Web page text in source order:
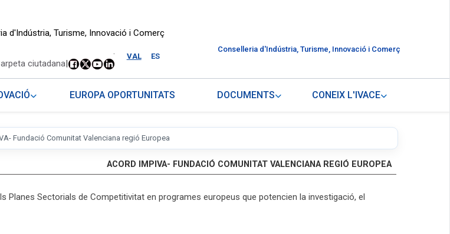
d'Indústria, Turisme, Innovació i Comerç
VAL ES
.
ciutadana|
Conselleria d'Indústria, Turisme, Innovació i Comerç
EUROPA OPORTUNITATS DOCUMENTS CONEIX L'IVACE
Fundació Comunitat Valenciana regió Europea
ACORD IMPIVA- FUNDACIÓ COMUNITAT VALENCIANA REGIÓ EUROPEA
Planes Sectorials de Competitivitat en programes europeus que potencien la investigació, el